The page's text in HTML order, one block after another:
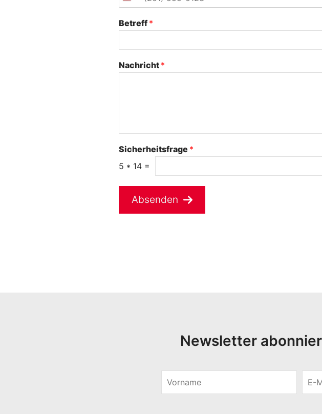
Betreff*
Nachricht *
Sicherheitsfrage *
5 * 14 =
Absenden
Newsletter
r
M